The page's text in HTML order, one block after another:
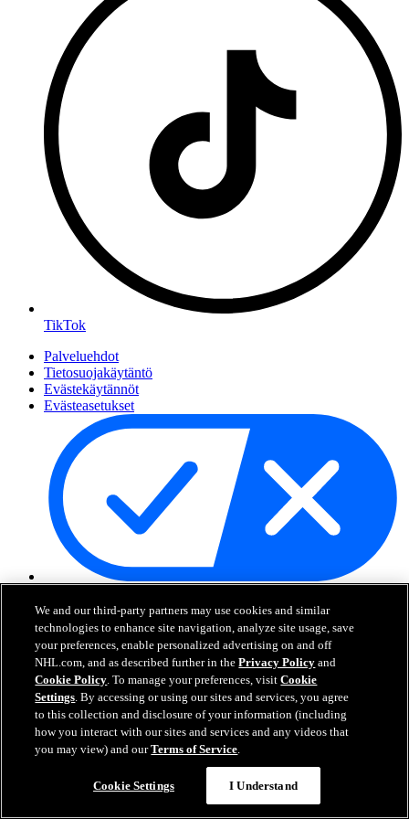
TikTok
Palveluehdot
Tietosuojakäytäntö
Evästekäytännöt
Evästeasetukset
NHL.com on National Hockey Leaguen virallinen sivusto. Kaikki
esitetyt NHL:n logot ja tunnukset sekä NHL:n joukkueiden logot ja
tunnukset ovat NHL:n ja sen joukkueiden omaisuutta, eikä niitä saa
toisintaa ilman NHL Enterprises, L.P.:n hyväksyntää. © NHL 2026.
Kaikki oikeudet pidätetään. Kaikki NHL-joukkueiden pelaajien
nimillä ja numeroilla varustetut pelipaidat ovat virallisesti NHL:n ja
NHLPA:n lisenssin alla. Zambonin merkki ja Zamboni-jääkoneen
rakenne ovat rekisteröityjä tavaramerkkejä, jotka omistaa Frank J.
Zamboni & Co., Inc. © Frank J. Zamboni & Co., Inc. 2026. Kaikki
oikeudet pidätetään. Kaikki muut kolmannen osapuolen
tavaramerkit ja tekijänoikeudet ovat niiden omistajien omaisuutta.
We and our third-party partners may use cookies and similar
technologies to enhance site navigation, analyze site usage, save
your preferences, enable personalized advertising on and off
NHL.com, and as described further in thePrivacy Policy and
Cookie Policy. To manage your preferences, visitCookie
Settings. By accessing or using our sites and services, you agree
to this collection and disclosure of your information (including
how you interact with our sites and services and any videos that
you may view) and ourTerms of Service.
Cookie Settings I Understand